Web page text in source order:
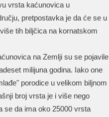
vrsta kaćunovica u
pretpostavka je da će se u
tih biljčica na kornatskom
na Zemlji su se pojavile
milijuna godina. Iako one
porodice u velikom biljnom
broj vrsta je i više nego
se da ima oko 25000 vrsta